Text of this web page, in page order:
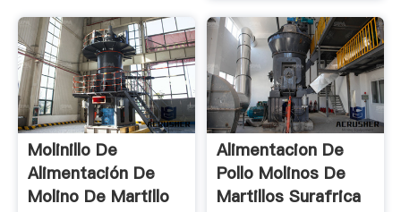
Molinillo De
Alimentación De
Molino De Martillo
Alimentacion De
Pollo Molinos De
Martillos Surafrica